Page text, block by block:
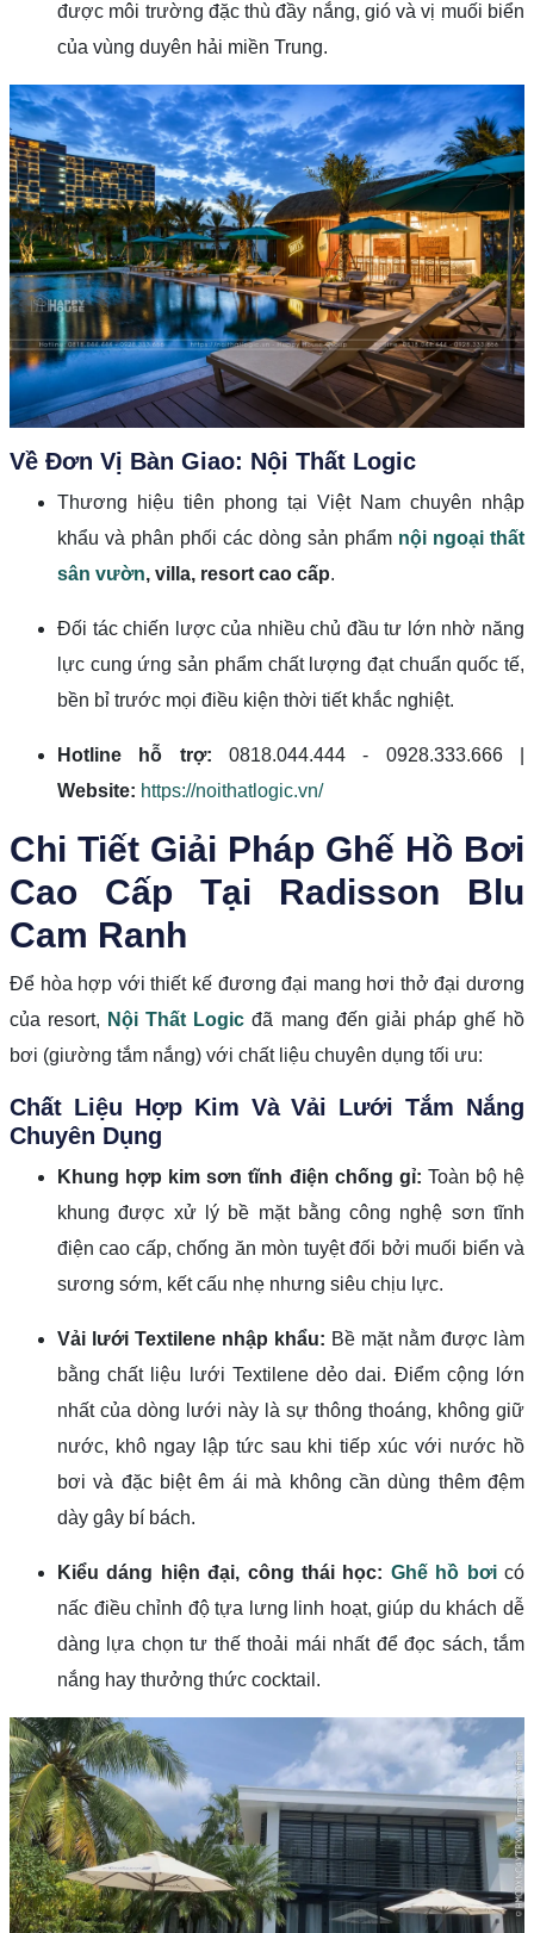
được môi trường đặc thù đầy nắng, gió và vị muối biển
của vùng duyên hải miền Trung.
Về Đơn Vị Bàn Giao: Nội Thất Logic
Thương hiệu tiên phong tại Việt Nam chuyên nhập
khẩu và phân phối các dòng sản phẩm nội ngoại thất
sân vườn, villa, resort cao cấp.
Đối tác chiến lược của nhiều chủ đầu tư lớn nhờ năng
lực cung ứng sản phẩm chất lượng đạt chuẩn quốc tế,
bền bỉ trước mọi điều kiện thời tiết khắc nghiệt.
Hotline hỗ trợ: 0818.044.444 - 0928.333.666 |
Website: https://noithatlogic.vn/
Chi Tiết Giải Pháp Ghế Hồ Bơi
Cao Cấp Tại Radisson Blu
Cam Ranh
Để hòa hợp với thiết kế đương đại mang hơi thở đại dương
của resort, Nội Thất Logic đã mang đến giải pháp ghế hồ
bơi (giường tắm nắng) với chất liệu chuyên dụng tối ưu:
Chất Liệu Hợp Kim Và Vải Lưới Tắm Nắng
Chuyên Dụng
Khung hợp kim sơn tĩnh điện chống gỉ: Toàn bộ hệ
khung được xử lý bề mặt bằng công nghệ sơn tĩnh
điện cao cấp, chống ăn mòn tuyệt đối bởi muối biển và
sương sớm, kết cấu nhẹ nhưng siêu chịu lực.
Vải lưới Textilene nhập khẩu: Bề mặt nằm được làm
bằng chất liệu lưới Textilene dẻo dai. Điểm cộng lớn
nhất của dòng lưới này là sự thông thoáng, không giữ
nước, khô ngay lập tức sau khi tiếp xúc với nước hồ
bơi và đặc biệt êm ái mà không cần dùng thêm đệm
dày gây bí bách.
Kiểu dáng hiện đại, công thái học: Ghế hồ bơicó
nấc điều chỉnh độ tựa lưng linh hoạt, giúp du khách dễ
dàng lựa chọn tư thế thoải mái nhất để đọc sách, tắm
nắng hay thưởng thức cocktail.